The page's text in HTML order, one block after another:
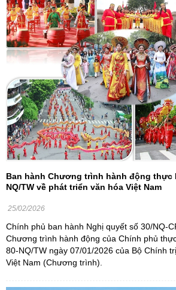
Ban hành Chương trình hành động thực
NQ/TW về phát triển văn hóa Việt Nam
25/02/2026
Chính phủ ban hành Nghị quyết số 30/NQ-
Chương trình hành động của Chính phủ
80-NQ/TW ngày 07/01/2026 của Bộ Chính
Việt Nam (Chương trình).